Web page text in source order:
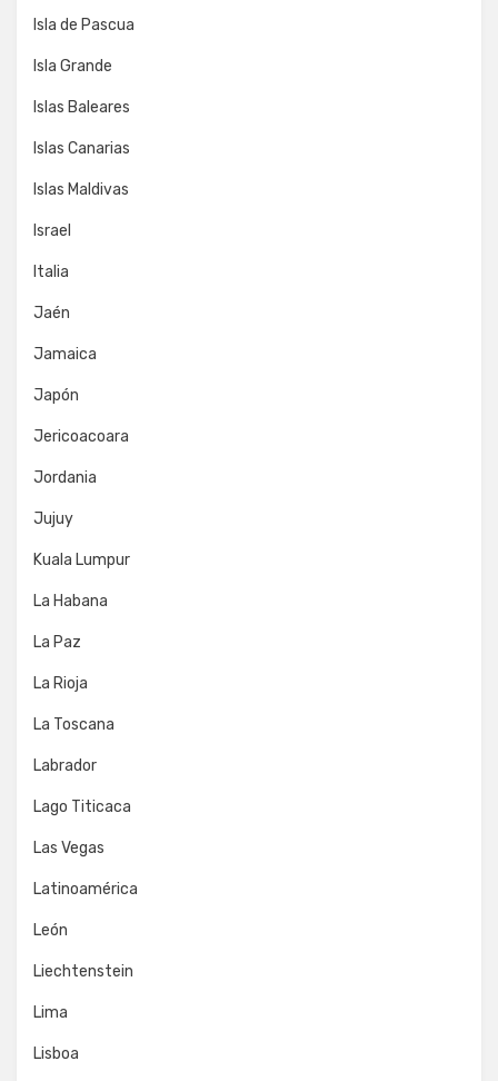
Isla de Pascua
Isla Grande
Islas Baleares
Islas Canarias
Islas Maldivas
Israel
Italia
Jaén
Jamaica
Japón
Jericoacoara
Jordania
Jujuy
Kuala Lumpur
La Habana
La Paz
La Rioja
La Toscana
Labrador
Lago Titicaca
Las Vegas
Latinoamérica
León
Liechtenstein
Lima
Lisboa